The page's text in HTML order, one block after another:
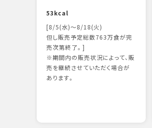
53kcal
[8/5(水)～8/18(火)
但し販売予定総数763万食が完
売次第終了。]
※期間内の販売状況によって、販
売を継続させていただく場合が
あります。